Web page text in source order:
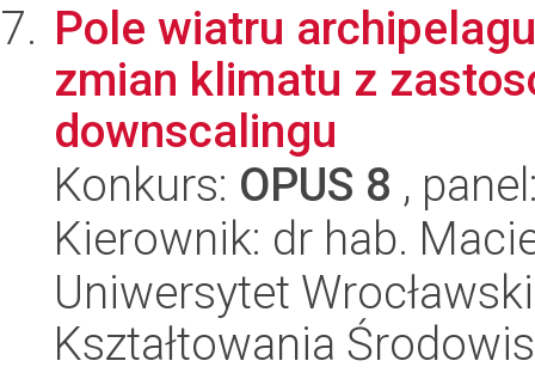
Pole wiatru
zmian klimatu z
downscalingu
Konkurs: OPUS 8 ,
Kierownik: dr hab.
Uniwersytet
Kształtowania